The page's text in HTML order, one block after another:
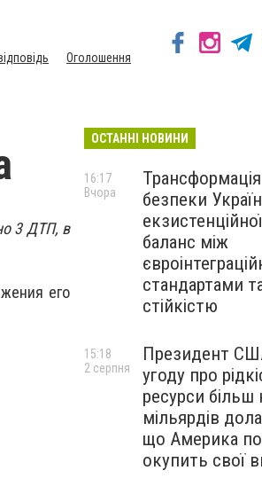
Оголошення
3 ДТП, в
его
ОСТАННІ НОВИНИ
безпеки
баланс між
стандартами
стійкістю
16:17
Вчора
Президент
угоду про
ресурси більш
мільярдів
що Америка
окупить свої
15:18
2 серпня